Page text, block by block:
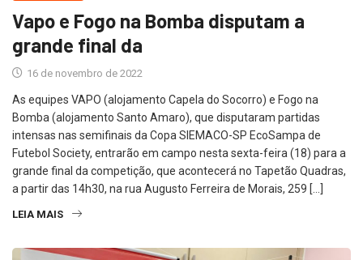
Vapo e Fogo na Bomba disputam a
grande final da
16 de novembro de 2022
As equipes VAPO (alojamento Capela do Socorro) e Fogo na
Bomba (alojamento Santo Amaro), que disputaram partidas
intensas nas semifinais da Copa SIEMACO-SP EcoSampa de
Futebol Society, entrarão em campo nesta sexta-feira (18) para a
grande final da competição, que acontecerá no Tapetão Quadras,
a partir das 14h30, na rua Augusto Ferreira de Morais, 259 […]
LEIA MAIS